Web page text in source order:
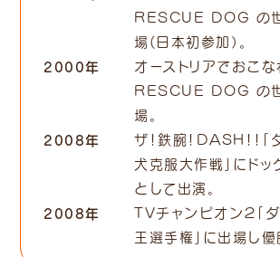
RESCUE DOG の
場(日本初参加）。
2000年
オーストリアでおこな
RESCUE DOG の
場。
2008年
ザ！鉄腕！DASH！！「
犬克服大作戦」にドッ
として出演。
2008年
TVチャンピオン２「
王選手権」に出場し優